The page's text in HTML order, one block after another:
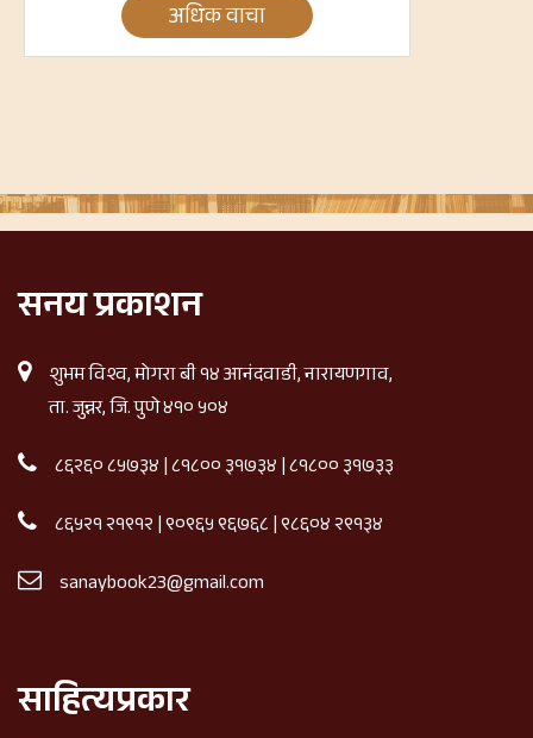
अधिक वाचा
सनय प्रकाशन
शुभम विश्व, मोगरा बी १४ आनंदवाडी, नारायणगाव,
ता. जुन्नर, जि. पुणे ४१० ५०४
८६२६० ८५७३४|८१८०० ३१७३४|८१८०० ३१७३३
८६५२१ २१९१२|९०९६५ ९६७६८|९८६०४ २९१३४
sanaybook23@gmail.com
साहित्यप्रकार